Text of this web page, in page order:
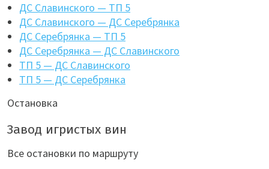
ДС Славинского — ТП 5
ДС Славинского — ДС Серебрянка
ДС Серебрянка — ТП 5
ДС Серебрянка — ДС Славинского
ТП 5 — ДС Славинского
ТП 5 — ДС Серебрянка
Остановка
Завод игристых вин
Все остановки по маршруту